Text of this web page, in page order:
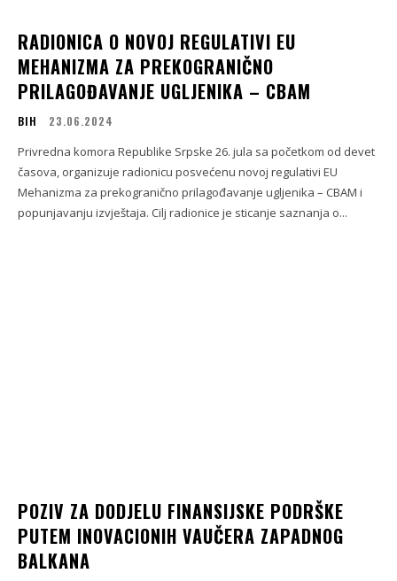
RADIONICA O NOVOJ REGULATIVI EU
MEHANIZMA ZA PREKOGRANIČNO
PRILAGOĐAVANJE UGLJENIKA – CBAM
BIH 23.06.2024
Privredna komora Republike Srpske 26. jula sa početkom od devet
časova, organizuje radionicu posvećenu novoj regulativi EU
Mehanizma za prekogranično prilagođavanje ugljenika – CBAM i
popunjavanju izvještaja. Cilj radionice je sticanje saznanja o...
POZIV ZA DODJELU FINANSIJSKE PODRŠKE
PUTEM INOVACIONIH VAUČERA ZAPADNOG
BALKANA